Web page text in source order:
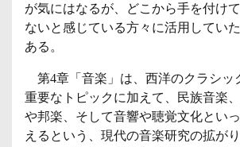
が気にはなるが、どこから手を付け
ないと感じている方々に活用してい
ある。
第4章「音楽」は、西洋のクラシッ
重要なトピックに加えて、民族音楽
や邦楽、そして音響や聴覚文化とい
えるという、現代の音楽研究の拡が